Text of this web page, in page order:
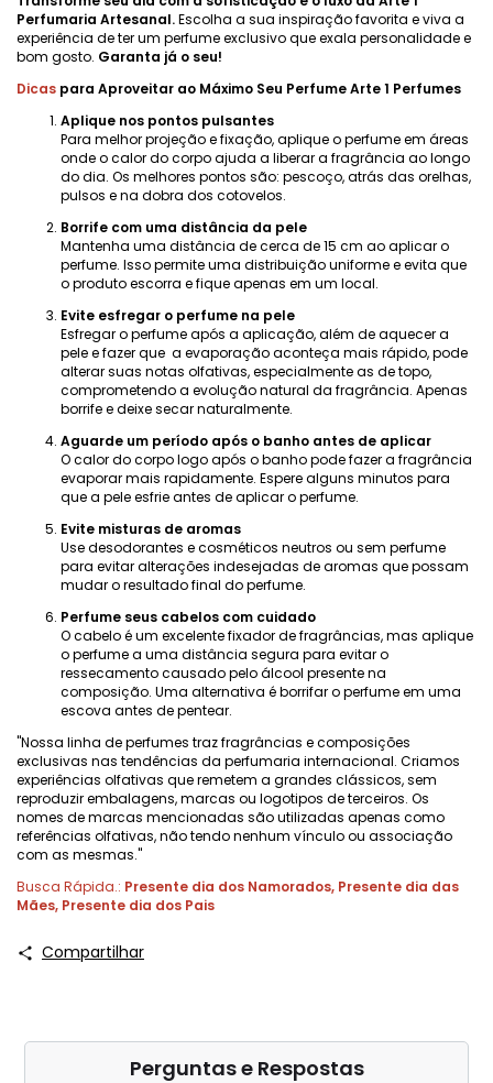
Perfumaria Artesanal.Escolha a sua inspiração favorita e viva a
experiência de ter um perfume exclusivo que exala personalidade e
bom gosto. Garanta já o seu!
Dicas para Aproveitar ao Máximo Seu Perfume Arte 1 Perfumes
Aplique nos pontos pulsantes
Para melhor projeção e fixação, aplique o perfume em áreas
onde o calor do corpo ajuda a liberar a fragrância ao longo
do dia. Os melhores pontos são: pescoço, atrás das orelhas,
pulsos e na dobra dos cotovelos.
Borrife com uma distância da pele
Mantenha uma distância de cerca de 15 cm ao aplicar o
perfume. Isso permite uma distribuição uniforme e evita que
o produto escorra e fique apenas em um local.
Evite esfregar o perfume na pele
Esfregar o perfume após a aplicação, além de aquecer a
pele e fazer que a evaporação aconteça mais rápido, pode
alterar suas notas olfativas, especialmente as de topo,
comprometendo a evolução natural da fragrância. Apenas
borrife e deixe secar naturalmente.
Aguarde um período após o banho antes de aplicar
O calor do corpo logo após o banho pode fazer a fragrância
evaporar mais rapidamente. Espere alguns minutos para
que a pele esfrie antes de aplicar o perfume.
Evite misturas ​​de aromas
Use desodorantes e cosméticos neutros ou sem perfume
para evitar alterações indesejadas de aromas que possam
mudar o resultado final do perfume.
Perfume seus cabelos com cuidado
O cabelo é um excelente fixador de fragrâncias, mas aplique
o perfume a uma distância segura para evitar o
ressecamento causado pelo álcool presente na
composição. Uma alternativa é borrifar o perfume em uma
escova antes de pentear.
"Nossa linha de perfumes traz fragrâncias e composições
exclusivas nas tendências da perfumaria internacional. Criamos
experiências olfativas que remetem a grandes clássicos, sem
reproduzir embalagens, marcas ou logotipos de terceiros. Os
nomes de marcas mencionadas são utilizadas apenas como
referências olfativas, não tendo nenhum vínculo ou associação
com as mesmas."
Busca Rápida.: Presente dia dos Namorados, Presente dia das
Mães, Presente dia dos Pais
Compartilhar
Perguntas e Respostas